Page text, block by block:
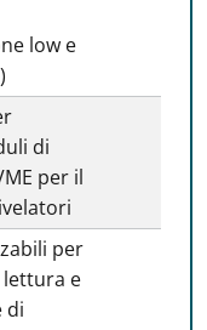
low e
di
per il
per
lettura e
di